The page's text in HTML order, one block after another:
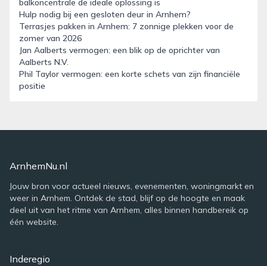
balkoncentrale de ideale oplossing is
Hulp nodig bij een gesloten deur in Arnhem?
Terrasjes pakken in Arnhem: 7 zonnige plekken voor de
zomer van 2026
Jan Aalberts vermogen: een blik op de oprichter van
Aalberts N.V.
Phil Taylor vermogen: een korte schets van zijn financiële
positie
ArnhemNu.nl
Jouw bron voor actueel nieuws, evenementen, woningmarkt en
weer in Arnhem. Ontdek de stad, blijf op de hoogte en maak
deel uit van het ritme van Arnhem, alles binnen handbereik op
één website.
Inderegio